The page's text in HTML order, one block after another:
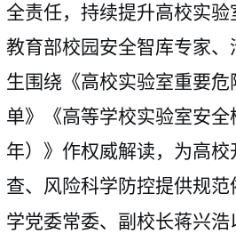
全责任，持续提升高校实验
教育部校园安全智库专家
生围绕《高校实验室重要
单》《高等学校实验室安全
年）》作权威解读，为高
查、风险科学防控提供规
学党委常委、副校长蒋兴浩